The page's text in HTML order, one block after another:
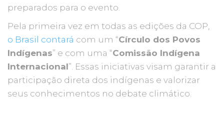
preparados para o evento.
Pela primeira vez em todas as edições da COP,
o Brasil contará com um “Círculo dos Povos
Indígenas” e com uma “Comissão Indígena
Internacional”. Essas iniciativas visam garantir a
participação direta dos indígenas e valorizar
seus conhecimentos no debate climático.